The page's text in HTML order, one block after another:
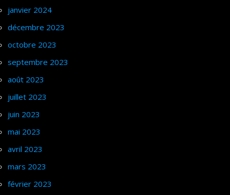
janvier 2024
décembre 2023
octobre 2023
septembre 2023
août 2023
juillet 2023
juin 2023
mai 2023
avril 2023
mars 2023
février 2023